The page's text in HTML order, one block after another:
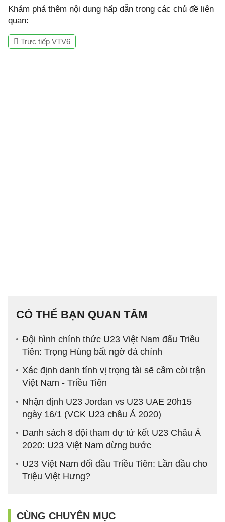
Khám phá thêm nội dung hấp dẫn trong các chủ đề liên
quan:
Trực tiếp VTV6
CÓ THỂ BẠN QUAN TÂM
Đội hình chính thức U23 Việt Nam đấu Triều
Tiên: Trọng Hùng bất ngờ đá chính
Xác định danh tính vị trọng tài sẽ cầm còi trận
Việt Nam - Triều Tiên
Nhận định U23 Jordan vs U23 UAE 20h15
ngày 16/1 (VCK U23 châu Á 2020)
Danh sách 8 đội tham dự tứ kết U23 Châu Á
2020: U23 Việt Nam dừng bước
U23 Việt Nam đối đầu Triều Tiên: Lần đầu cho
Triệu Việt Hưng?
CÙNG CHUYÊN MỤC